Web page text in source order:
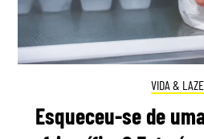
VIDA &
Esqueceu-se de